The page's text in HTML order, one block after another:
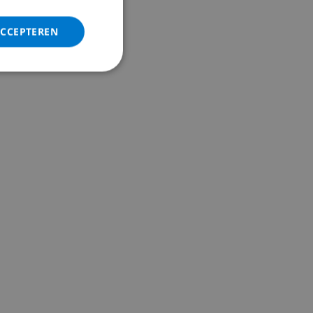
DANISH